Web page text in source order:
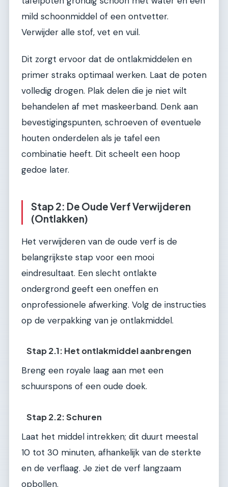
mild schoonmiddel of een ontvetter.
Verwijder alle stof, vet en vuil.
Dit zorgt ervoor dat de ontlakmiddelen en
primer straks optimaal werken. Laat de poten
volledig drogen. Plak delen die je niet wilt
behandelen af met maskeerband. Denk aan
bevestigingspunten, schroeven of eventuele
houten onderdelen als je tafel een
combinatie heeft. Dit scheelt een hoop
gedoe later.
Stap 2: De Oude Verf Verwijderen
(Ontlakken)
Het verwijderen van de oude verf is de
belangrijkste stap voor een mooi
eindresultaat. Een slecht ontlakte
ondergrond geeft een oneffen en
onprofessionele afwerking. Volg de instructies
op de verpakking van je ontlakmiddel.
Stap 2.1: Het ontlakmiddel aanbrengen
Breng een royale laag aan met een
schuurspons of een oude doek.
Stap 2.2: Schuren
Laat het middel intrekken; dit duurt meestal
10 tot 30 minuten, afhankelijk van de sterkte
en de verflaag. Je ziet de verf langzaam
opbollen.